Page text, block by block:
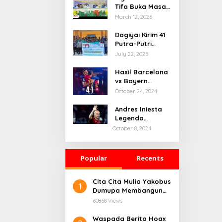
Tifa Buka Masa
Depan Dogiyai,
Tebai Resmi
Mulai
Musrenbang
March 12, 2026
Dogiyai Kirim 41
Putra-Putri
Terbaik ke India
Komitmen Nyata
Bupati Dogiyai
Mencetak
Depan
July 22, 2025
Hasil Barcelona
vs Bayern
Munchen: 4-1
October 24, 2024
Andres Iniesta
Legenda
Barcelona
October 8, 2024
Popular Recents
1
Cita Cita Mulia Yakobus
Dumupa Membangun
Tanah Kelahiran.
60868 Views
Waspada Berita Hoax